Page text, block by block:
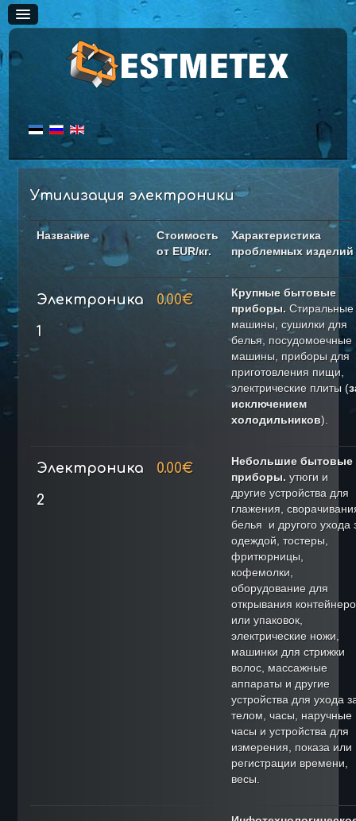
ЦЕНЫ
Черный металл
Цветной металл
Скупка меди
НАШИ ПРЕДЛОЖЕНИЯ
Утилизация электроники
Название
Стоимость
от EUR/кг.
Характеристика
проблемных изделий
Электроника
1
0.00€
Крупные бытовые
приборы. Стиральные
машины, сушилки для
белья, посудомоечные
машины, приборы для
приготовления пищи,
электрические плиты (
исключением
холодильников).
Электроника
2
0.00€
Небольшие бытовые
приборы. утюги и
другие устройства для
глажения,
белья и другого ухода
одеждой, тостеры,
фритюрницы,
кофемолки,
оборудование для
открывания
или упаковок,
электрические ножи,
машинки для стрижки
волос, массажные
аппараты и другие
устройства для ухода
телом, часы, наручные
часы и устройства для
измерения, показа или
регистрации времени,
весы.